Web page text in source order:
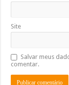
Site
Salvar meus
comentar.